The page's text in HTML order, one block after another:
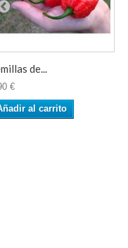
de...
€
al carrito